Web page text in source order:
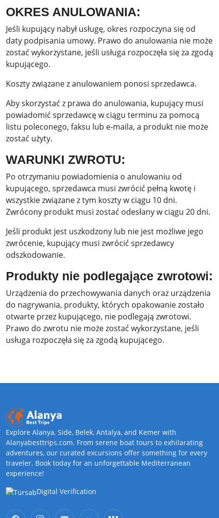
OKRES ANULOWANIA:
Jeśli kupujący nabył usługę, okres rozpoczyna się od
daty podpisania umowy. Prawo do anulowania nie może
zostać wykorzystane, jeśli usługa rozpoczęła się za zgodą
kupującego.
Koszty związane z anulowaniem ponosi sprzedawca.
Aby skorzystać z prawa do anulowania, kupujący musi
powiadomić sprzedawcę w ciągu terminu za pomocą
listu poleconego, faksu lub e-maila, a produkt nie może
zostać użyty.
WARUNKI ZWROTU:
Po otrzymaniu powiadomienia o anulowaniu od
kupującego, sprzedawca musi zwrócić pełną kwotę i
wszystkie związane z tym koszty w ciągu 10 dni.
Zwrócony produkt musi zostać odesłany w ciągu 20 dni.
Jeśli produkt jest uszkodzony lub nie jest możliwe jego
zwrócenie, kupujący musi zwrócić sprzedawcy
odszkodowanie.
Produkty nie podlegające zwrotowi:
Urządzenia do przechowywania danych oraz urządzenia
do nagrywania, produkty, których opakowanie zostało
otwarte przez kupującego, nie podlegają zwrotowi.
Prawo do zwrotu nie może zostać wykorzystane, jeśli
usługa rozpoczęła się za zgodą kupującego.
Explore Alanya, Side, Belek, Antalya, and Kemer with
Alanyabesttrips.com. From serene boat tours to exhilarating
adventures, our curated excursions offer something for every
traveler. Book today for an unforgettable Mediterranean
experience!
Digital Verification